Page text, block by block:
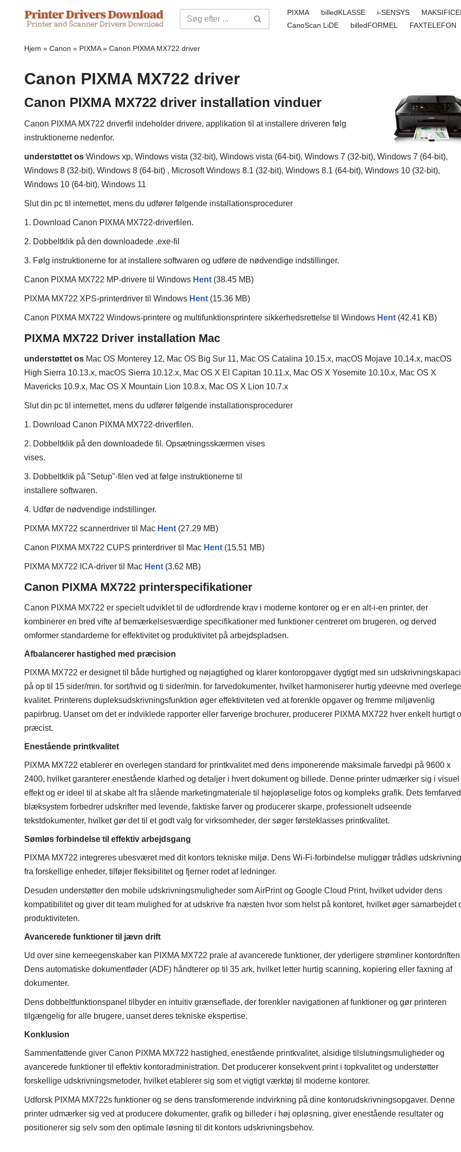
Spring
PIXMA billedKLASSE i-SENSYS
CanoScan LiDE
billedFORMEL FAXTELEFON
Hjem » Canon » PIXMA» Canon PIXMA MX722 driver
Canon PIXMA MX722 driver
Canon PIXMA MX722 driver installation vinduer
Canon PIXMA MX722 driverfil indeholder drivere, applikation til at installere driveren følg
instruktionerne nedenfor.
understøttet os Windows xp, Windows vista (32-bit), Windows vista (64-bit), Windows 7 (32-bit), Windows 7 (64-bit),
Windows 8 (32-bit), Windows 8 (64-bit) , Microsoft Windows 8.1 (32-bit), Windows 8.1 (64-bit), Windows 10 (32-bit),
Windows 10 (64-bit), Windows 11
Slut din pc til internettet, mens du udfører følgende installationsprocedurer
1. Download Canon PIXMA MX722-driverfilen.
2. Dobbeltklik på den downloadede .exe-fil
3. Følg instruktionerne for at installere softwaren og udføre de nødvendige indstillinger.
Canon PIXMA MX722 MP-drivere til Windows Hent (38.45 MB)
PIXMA MX722 XPS-printerdriver til Windows Hent (15.36 MB)
Canon PIXMA MX722 Windows-printere og multifunktionsprintere sikkerhedsrettelse til Windows Hent (42.41 KB)
PIXMA MX722 Driver installation Mac
understøttet os Mac OS Monterey 12, Mac OS Big Sur 11, Mac OS Catalina 10.15.x, macOS Mojave 10.14.x, macOS
High Sierra 10.13.x, macOS Sierra 10.12.x, Mac OS X El Capitan 10.11.x, Mac OS X Yosemite 10.10.x, Mac OS X
Mavericks 10.9.x, Mac OS X Mountain Lion 10.8.x, Mac OS X Lion 10.7.x
Slut din pc til internettet, mens du udfører følgende installationsprocedurer
1. Download Canon PIXMA MX722-driverfilen.
2. Dobbeltklik på den downloadede fil. Opsætningsskærmen vises
vises.
3. Dobbeltklik på "Setup"-filen ved at følge instruktionerne til
installere softwaren.
4. Udfør de nødvendige indstillinger.
PIXMA MX722 scannerdriver til Mac Hent (27.29 MB)
Canon PIXMA MX722 CUPS printerdriver til Mac Hent (15.51 MB)
PIXMA MX722 ICA-driver til Mac Hent (3.62 MB)
Canon PIXMA MX722 printerspecifikationer
Canon PIXMA MX722 er specielt udviklet til de udfordrende krav i moderne kontorer og er en alt-i-en printer, der
kombinerer en bred vifte af bemærkelsesværdige specifikationer med funktioner centreret om brugeren, og derved
omformer standarderne for effektivitet og produktivitet på arbejdspladsen.
Afbalancerer hastighed med præcision
PIXMA MX722 er designet til både hurtighed og nøjagtighed og klarer kontoropgaver dygtigt med sin
på op til 15 sider/min. for sort/hvid og ti sider/min. for farvedokumenter, hvilket harmoniserer hurtig ydeevne med
kvalitet. Printerens dupleksudskrivningsfunktion øger effektiviteten ved at forenkle opgaver og fremme miljøvenlig
papirbrug. Uanset om det er indviklede rapporter eller farverige brochurer, producerer PIXMA MX722 hver enkelt hurtigt
præcist.
Enestående printkvalitet
PIXMA MX722 etablerer en overlegen standard for printkvalitet med dens imponerende maksimale farvedpi på 9600 x
2400, hvilket garanterer enestående klarhed og detaljer i hvert dokument og billede. Denne printer udmærker sig i visuel
effekt og er ideel til at skabe alt fra slående marketingmateriale til højopløselige fotos og kompleks grafik. Dets
blæksystem forbedrer udskrifter med levende, faktiske farver og producerer skarpe, professionelt udseende
tekstdokumenter, hvilket gør det til et godt valg for virksomheder, der søger førsteklasses printkvalitet.
Sømløs forbindelse til effektiv arbejdsgang
PIXMA MX722 integreres ubesværet med dit kontors tekniske miljø. Dens Wi-Fi-forbindelse muliggør trådløs udskrivning
fra forskellige enheder, tilføjer fleksibilitet og fjerner rodet af ledninger.
Desuden understøtter den mobile udskrivningsmuligheder som AirPrint og Google Cloud Print, hvilket udvider dens
kompatibilitet og giver dit team mulighed for at udskrive fra næsten hvor som helst på kontoret, hvilket øger samarbejdet
produktiviteten.
Avancerede funktioner til jævn drift
Ud over sine kerneegenskaber kan PIXMA MX722 prale af avancerede funktioner, der yderligere strømliner kontordriften.
Dens automatiske dokumentføder (ADF) håndterer op til 35 ark, hvilket letter hurtig scanning, kopiering eller faxning af
dokumenter.
Dens dobbeltfunktionspanel tilbyder en intuitiv grænseflade, der forenkler navigationen af ​​funktioner og gør printeren
tilgængelig for alle brugere, uanset deres tekniske ekspertise.
Konklusion
Sammenfattende giver Canon PIXMA MX722 hastighed, enestående printkvalitet, alsidige tilslutningsmuligheder og
avancerede funktioner til effektiv kontoradministration. Det producerer konsekvent print i topkvalitet og understøtter
forskellige udskrivningsmetoder, hvilket etablerer sig som et vigtigt værktøj til moderne kontorer.
Udforsk PIXMA MX722s funktioner og se dens transformerende indvirkning på dine kontorudskrivningsopgaver. Denne
printer udmærker sig ved at producere dokumenter, grafik og billeder i høj opløsning, giver enestående resultater og
positionerer sig selv som den optimale løsning til dit kontors udskrivningsbehov.